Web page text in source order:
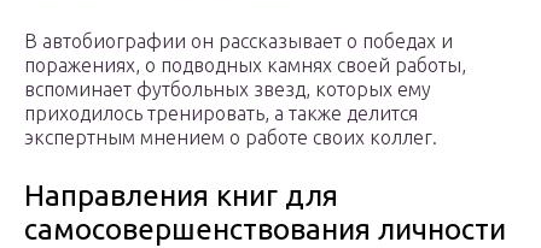
В автобиографии он рассказывает о победах и
поражениях, о подводных камнях своей работы,
вспоминает футбольных звезд, которых ему
приходилось тренировать, а также делится
экспертным мнением о работе своих коллег.
Направления книг для
самосовершенствования личности